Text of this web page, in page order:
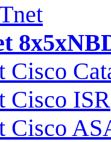
Cisco
Cisco ISR
Cisco